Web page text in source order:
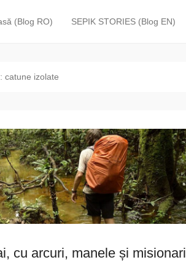
Menu
to content
(Blog RO) SEPIK STORIES (Blog EN)
catune izolate
cu arcuri, manele și misionari